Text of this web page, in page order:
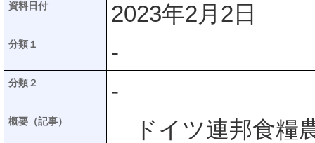
資料日付 2023年2月2日
分類１ -
分類２ -
概要（記事）
ドイツ連邦食糧